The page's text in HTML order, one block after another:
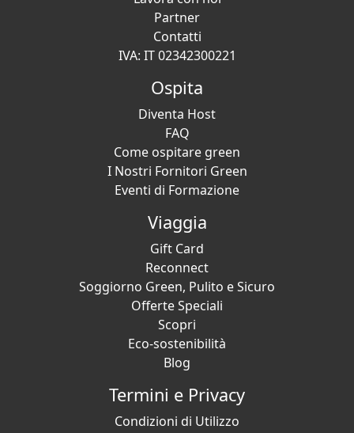
Partner
Contatti
IVA: IT 02342300221
Ospita
Diventa Host
FAQ
Come ospitare green
I Nostri Fornitori Green
Eventi di Formazione
Viaggia
Gift Card
Reconnect
Soggiorno Green, Pulito e Sicuro
Offerte Speciali
Scopri
Eco-sostenibilità
Blog
Termini e Privacy
Condizioni di Utilizzo